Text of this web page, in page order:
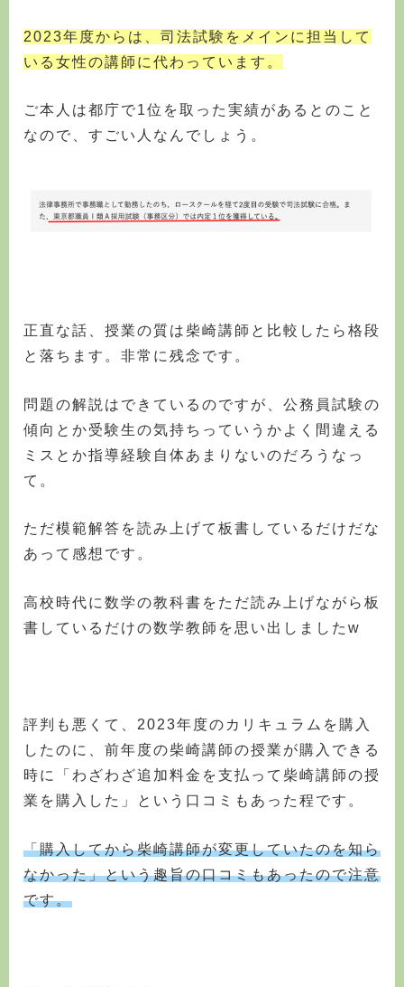
2023年度からは、司法試験をメインに担当して
いる女性の講師に代わっています。
ご本人は都庁で1位を取った実績があるとのこと
なので、すごい人なんでしょう。
正直な話、授業の質は柴崎講師と比較したら格段
と落ちます。非常に残念です。
問題の解説はできているのですが、公務員試験の
傾向とか受験生の気持ちっていうかよく間違える
ミスとか指導経験自体あまりないのだろうなっ
て。
ただ模範解答を読み上げて板書しているだけだな
あって感想です。
高校時代に数学の教科書をただ読み上げながら板
書しているだけの数学教師を思い出しましたw
評判も悪くて、2023年度のカリキュラムを購入
したのに、前年度の柴崎講師の授業が購入できる
時に「わざわざ追加料金を支払って柴崎講師の授
業を購入した」という口コミもあった程です。
「購入してから柴崎講師が変更していたのを知ら
なかった」という趣旨の口コミもあったので注意
です。